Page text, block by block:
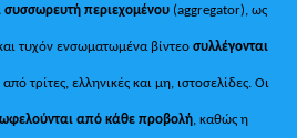
συσσωρευτή περιεχομένου (aggregator), ως
τυχόν ενσωματωμένα βίντεοσυλλέγονται
από τρίτες, ελληνικές και μη, ιστοσελίδες. Οι
ωφελούνται από κάθε προβολή, καθώς η